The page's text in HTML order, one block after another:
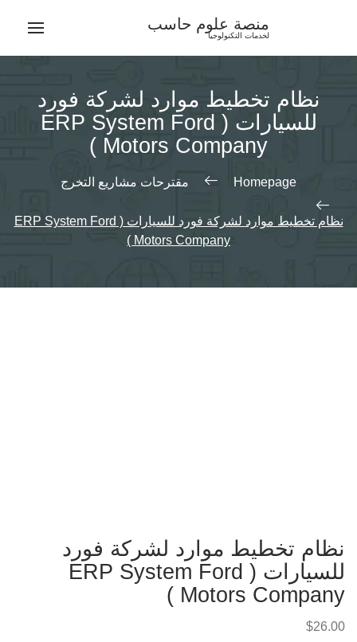
منصة علوم حاسب
لخدمات التكنولوجيا
نظام تخطيط موارد لشركة فورد
للسيارات ( ERP System Ford
Motors Company )
Homepage مقترحات مشاريع التخرج
نظام تخطيط موارد لشركة فورد للسيارات ( ERP System Ford
Motors Company )
نظام تخطيط موارد لشركة فورد
للسيارات ( ERP System Ford
Motors Company )
$26.00